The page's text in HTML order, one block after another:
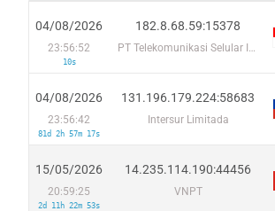
04/08/2026
23:56:52
10s
182.8.68.59:15378
PT Telekomunikasi Selular Indonesia
04/08/2026
23:56:42
81d 2h 57m 17s
131.196.179.224:58683
Intersur Limitada
15/05/2026
20:59:25
2d 11h 22m 53s
14.235.114.190:44456
VNPT